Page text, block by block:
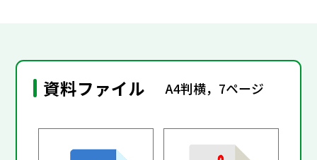
資料ファイル A4判横，7ページ